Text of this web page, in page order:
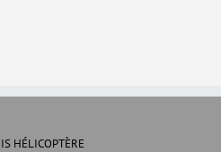
HÉLICOPTÈRE